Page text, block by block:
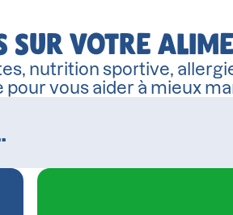
SUR VOTRE
nutrition sportive,
pour vous aider à mieux